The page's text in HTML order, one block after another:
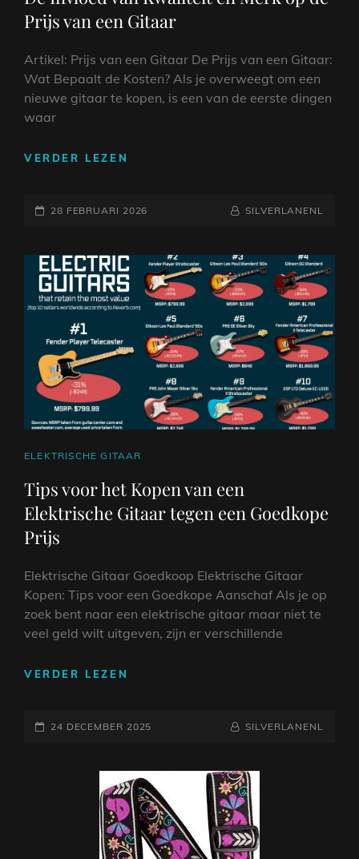
Prijs van een Gitaar
Artikel: Prijs van een Gitaar De Prijs van een Gitaar:
Wat Bepaalt de Kosten? Als je overweegt om een
nieuwe gitaar te kopen, is een van de eerste dingen
waar
VERDER LEZEN
KWALITEIT
OP
DE
PRIJS
EEN
GITAAR
GEPLAATST
28 FEBRUARI 2026 NAAMREGEL
BYLINE
SILVERLANENL
CAT
ELEKTRISCHE GITAAR
Tips voor het Kopen van een
Elektrische Gitaar tegen een Goedkope
Prijs
Elektrische Gitaar Goedkoop Elektrische Gitaar
Kopen: Tips voor een Goedkope Aanschaf Als je op
zoek bent naar een elektrische gitaar maar niet te
veel geld wilt uitgeven, zijn er verschillende
VERDER LEZEN
KOPEN
ELEKTRISCHE
GITAAR
TEGEN
EEN
GOEDKOPE
GEPLAATST
24 DECEMBER 2025 NAAMREGEL
BYLINE
SILVERLANENL